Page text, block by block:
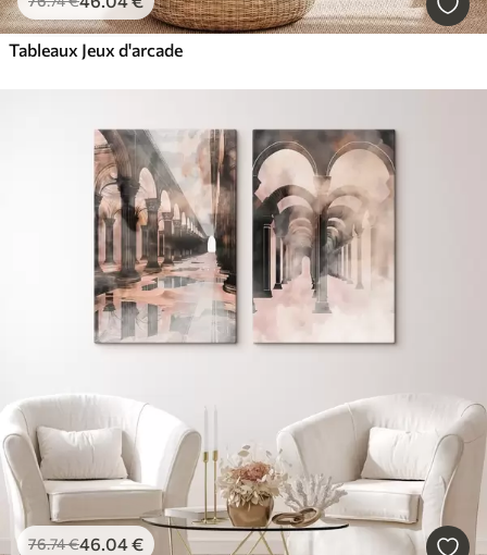
Tableaux Jeux d'arcade
76.74€46 .04€